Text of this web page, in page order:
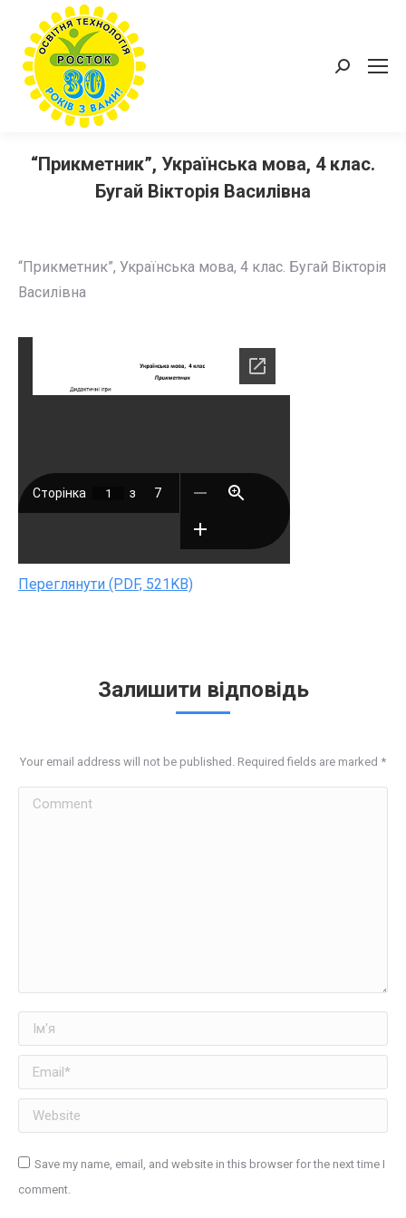
Пошук:
“Прикметник”, Українська мова, 4 клас.
Бугай Вікторія Василівна
“Прикметник”, Українська мова, 4 клас. Бугай Вікторія
Василівна
Переглянути (PDF, 521KB)
Залишити відповідь
Your email address will not be published. Required fields are marked *
Comment
Ім'я
Email *
Website
Save my name, email, and website in this browser for the next time I
comment.